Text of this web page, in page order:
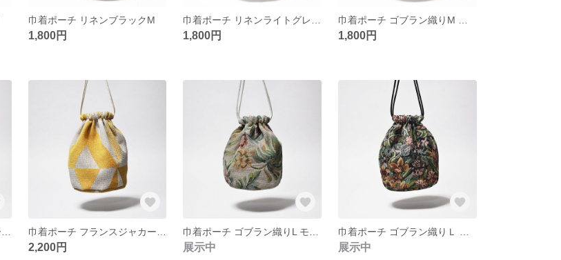
巾着ポーチ リネンブラックM
1,800円 1,800円 1,800円
2,200円 展示中 展示中